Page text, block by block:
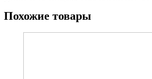
Похожие товары